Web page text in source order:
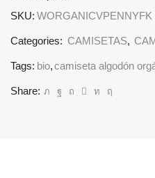
SKU: WORGANICVPENNYFK
Categories: CAMISETAS,
Tags: bio,camiseta algodón
Share: